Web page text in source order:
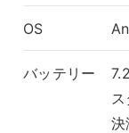
OS
バッテリー
決